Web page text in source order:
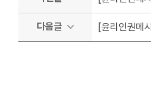
다음글 [윤리인권메